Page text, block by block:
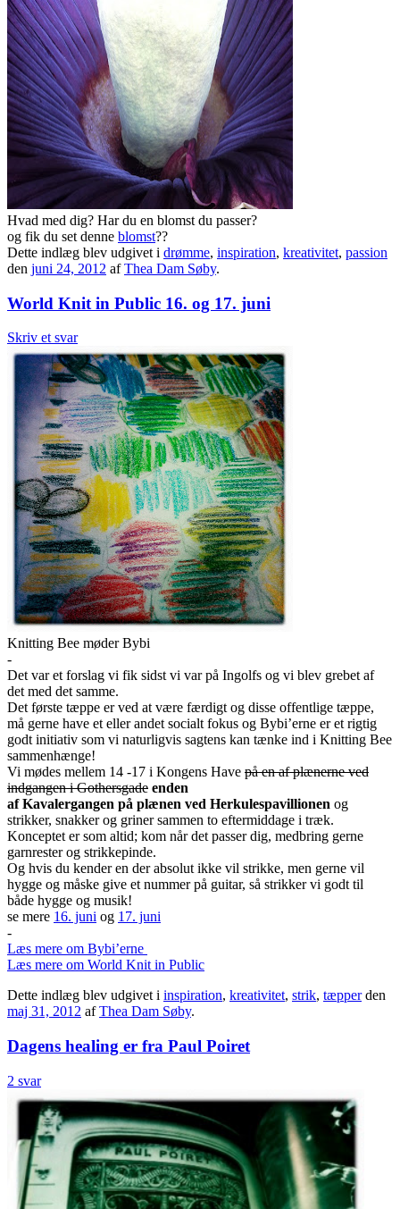
Hvad med dig? Har du en blomst du passer?
og fik du set denne blomst??
Dette indlæg blev udgivet i drømme, inspiration, kreativitet, passion
den juni 24, 2012 afThea Dam Søby.
World Knit in Public 16. og 17. juni
Skriv et svar
Knitting Bee møder Bybi
-
Det var et forslag vi fik sidst vi var på Ingolfs og vi blev grebet af
det med det samme.
Det første tæppe er ved at være færdigt og disse offentlige tæppe,
må gerne have et eller andet socialt fokus og Bybi’erne er et rigtig
godt initiativ som vi naturligvis sagtens kan tænke ind i Knitting Bee
sammenhænge!
Vi mødes mellem 14 -17 i Kongens Have på en af plænerne ved
indgangen i Gothersgade enden
af Kavalergangen på plænen ved Herkulespavillionen og
strikker, snakker og griner sammen to eftermiddage i træk.
Konceptet er som altid; kom når det passer dig, medbring gerne
garnrester og strikkepinde.
Og hvis du kender en der absolut ikke vil strikke, men gerne vil
hygge og måske give et nummer på guitar, så strikker vi godt til
både hygge og musik!
se mere 16. juni og 17. juni
-
Læs mere om Bybi’erne
Læs mere om World Knit in Public
Dette indlæg blev udgivet i inspiration, kreativitet, strik, tæpperden
maj 31, 2012 afThea Dam Søby.
Dagens healing er fra Paul Poiret
2 svar